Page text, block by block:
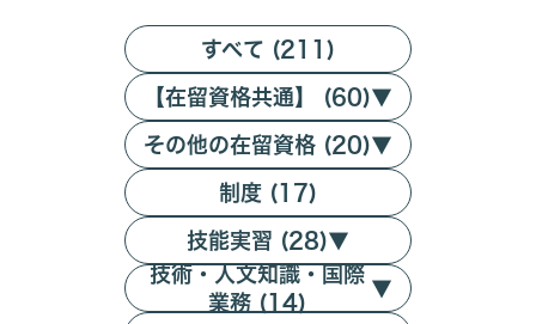
すべて (211)
【在留資格共通】 (60)▼
その他の在留資格 (20)▼
制度 (17)
技能実習 (28)▼
技術・人文知識・国際
業務 (14)
▼